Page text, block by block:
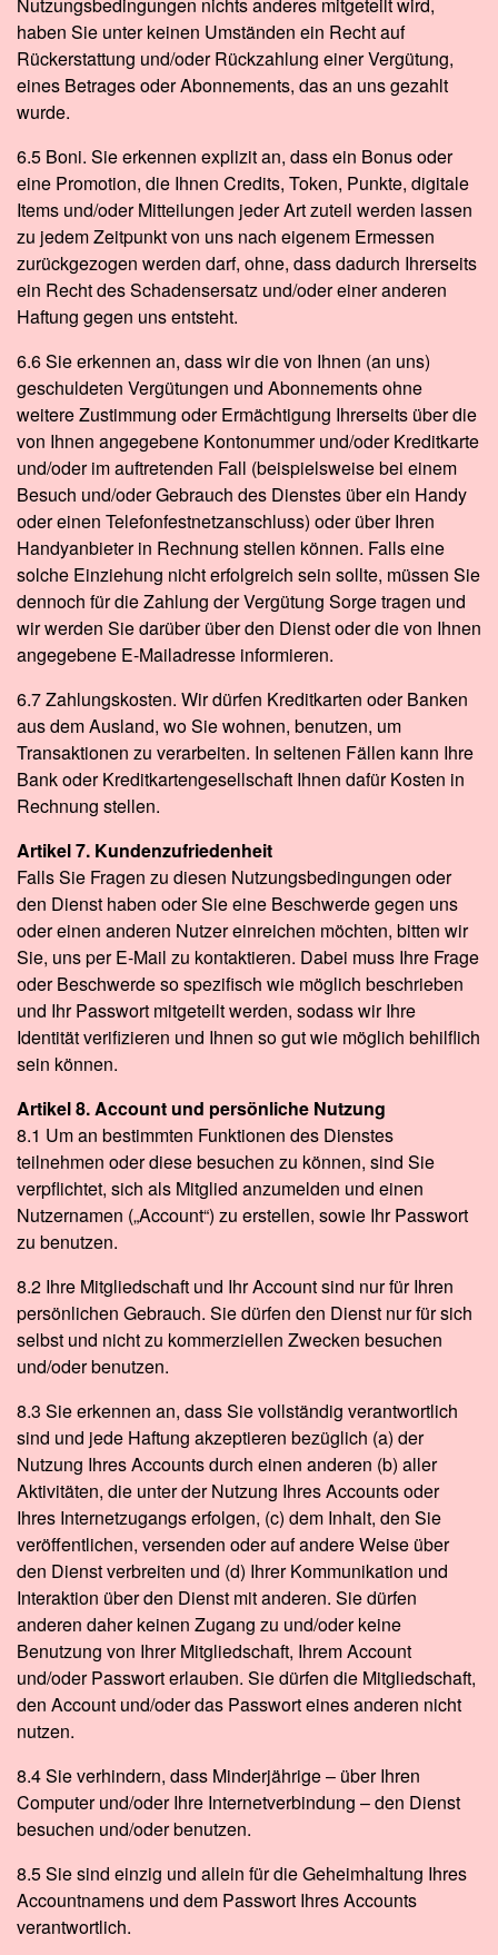
haben Sie unter keinen Umständen ein Recht auf
Rückerstattung und/oder Rückzahlung einer Vergütung,
eines Betrages oder Abonnements, das an uns gezahlt
wurde.
6.5 Boni. Sie erkennen explizit an, dass ein Bonus oder
eine Promotion, die Ihnen Credits, Token, Punkte, digitale
Items und/oder Mitteilungen jeder Art zuteil werden lassen
zu jedem Zeitpunkt von uns nach eigenem Ermessen
zurückgezogen werden darf, ohne, dass dadurch Ihrerseits
ein Recht des Schadensersatz und/oder einer anderen
Haftung gegen uns entsteht.
6.6 Sie erkennen an, dass wir die von Ihnen (an uns)
geschuldeten Vergütungen und Abonnements ohne
weitere Zustimmung oder Ermächtigung Ihrerseits über die
von Ihnen angegebene Kontonummer und/oder Kreditkarte
und/oder im auftretenden Fall (beispielsweise bei einem
Besuch und/oder Gebrauch des Dienstes über ein Handy
oder einen Telefonfestnetzanschluss) oder über Ihren
Handyanbieter in Rechnung stellen können. Falls eine
solche Einziehung nicht erfolgreich sein sollte, müssen Sie
dennoch für die Zahlung der Vergütung Sorge tragen und
wir werden Sie darüber über den Dienst oder die von Ihnen
angegebene E-Mailadresse informieren.
6.7 Zahlungskosten. Wir dürfen Kreditkarten oder Banken
aus dem Ausland, wo Sie wohnen, benutzen, um
Transaktionen zu verarbeiten. In seltenen Fällen kann Ihre
Bank oder Kreditkartengesellschaft Ihnen dafür Kosten in
Rechnung stellen.
Artikel 7. Kundenzufriedenheit
Falls Sie Fragen zu diesen Nutzungsbedingungen oder
den Dienst haben oder Sie eine Beschwerde gegen uns
oder einen anderen Nutzer einreichen möchten, bitten wir
Sie, uns per E-Mail zu kontaktieren. Dabei muss Ihre Frage
oder Beschwerde so spezifisch wie möglich beschrieben
und Ihr Passwort mitgeteilt werden, sodass wir Ihre
Identität verifizieren und Ihnen so gut wie möglich behilflich
sein können.
Artikel 8. Account und persönliche Nutzung
8.1 Um an bestimmten Funktionen des Dienstes
teilnehmen oder diese besuchen zu können, sind Sie
verpflichtet, sich als Mitglied anzumelden und einen
Nutzernamen („Account“) zu erstellen, sowie Ihr Passwort
zu benutzen.
8.2 Ihre Mitgliedschaft und Ihr Account sind nur für Ihren
persönlichen Gebrauch. Sie dürfen den Dienst nur für sich
selbst und nicht zu kommerziellen Zwecken besuchen
und/oder benutzen.
8.3 Sie erkennen an, dass Sie vollständig verantwortlich
sind und jede Haftung akzeptieren bezüglich (a) der
Nutzung Ihres Accounts durch einen anderen (b) aller
Aktivitäten, die unter der Nutzung Ihres Accounts oder
Ihres Internetzugangs erfolgen, (c) dem Inhalt, den Sie
veröffentlichen, versenden oder auf andere Weise über
den Dienst verbreiten und (d) Ihrer Kommunikation und
Interaktion über den Dienst mit anderen. Sie dürfen
anderen daher keinen Zugang zu und/oder keine
Benutzung von Ihrer Mitgliedschaft, Ihrem Account
und/oder Passwort erlauben. Sie dürfen die Mitgliedschaft,
den Account und/oder das Passwort eines anderen nicht
nutzen.
8.4 Sie verhindern, dass Minderjährige – über Ihren
Computer und/oder Ihre Internetverbindung – den Dienst
besuchen und/oder benutzen.
8.5 Sie sind einzig und allein für die Geheimhaltung Ihres
Accountnamens und dem Passwort Ihres Accounts
verantwortlich.